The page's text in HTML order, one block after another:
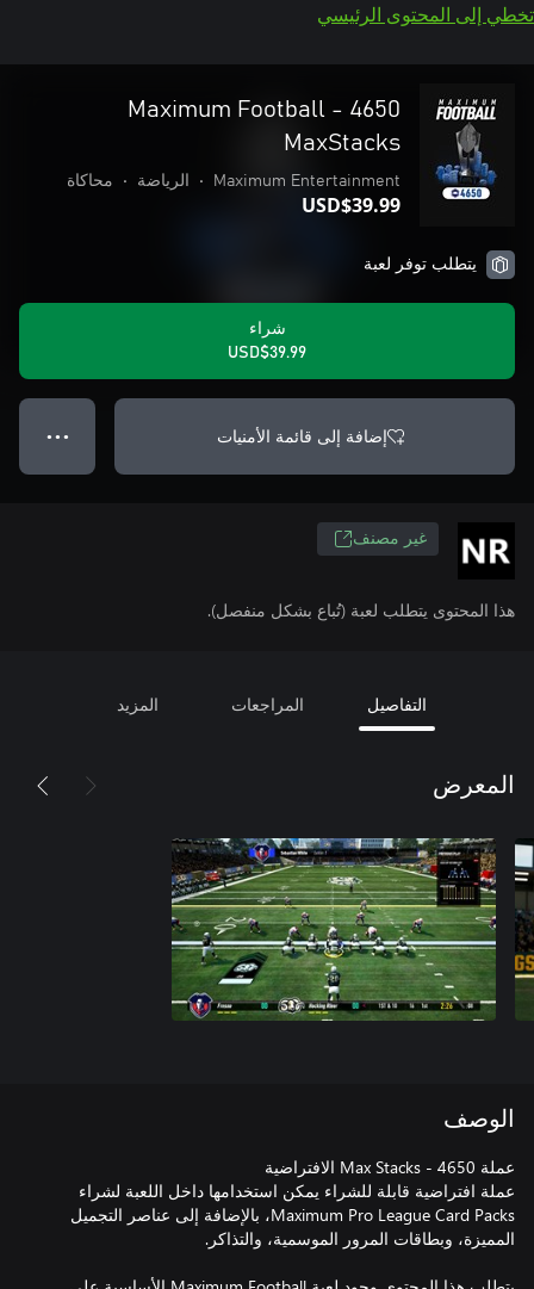
تخطي إلى المحتوى الرئيسي
Maximum Football - 4650
MaxStacks
Maximum Entertainment
• الرياضة • محاكاة
USD$39.99
يتطلب توفر لعبة
شراء
USD$39.99
إضافة إلى قائمة الأمنيات ● ● ●
غير مصنف
هذا المحتوى يتطلب لعبة (تُباع بشكل منفصل).
التفاصيل المراجعات المزيد
المعرض
الوصف
عملة افتراضية قابلة للشراء يمكن استخدامها داخل اللعبة لشراء
Maximum Pro League Card Packs، بالإضافة إلى عناصر التجميل